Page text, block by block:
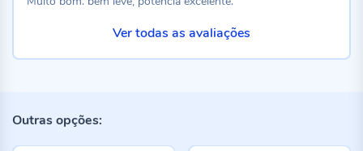
Ver todas as avaliações
Outras opções: